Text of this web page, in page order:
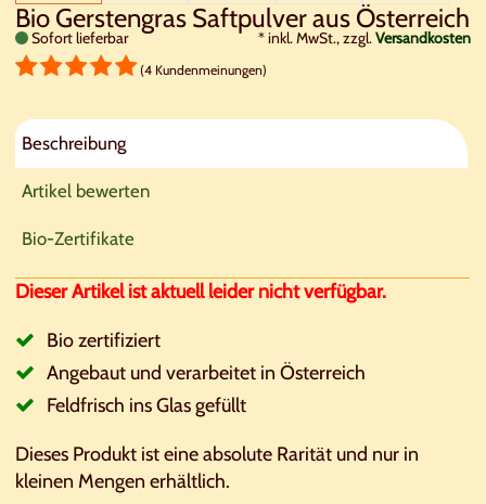
Bio Gerstengras Saftpulver aus Österreich
Sofort lieferbar *inkl. MwSt., zzgl.Versandkosten
(4 Kundenmeinungen)
Beschreibung
Artikel bewerten
Bio-Zertifikate
Dieser Artikel ist aktuell leider nicht verfügbar.
Bio zertifiziert
Angebaut und verarbeitet in Österreich
Feldfrisch ins Glas gefüllt
Dieses Produkt ist eine absolute Rarität und nur in
kleinen Mengen erhältlich.